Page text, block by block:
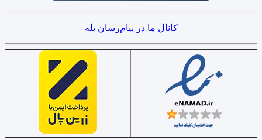
کانال ما در پیام‌رسان بله